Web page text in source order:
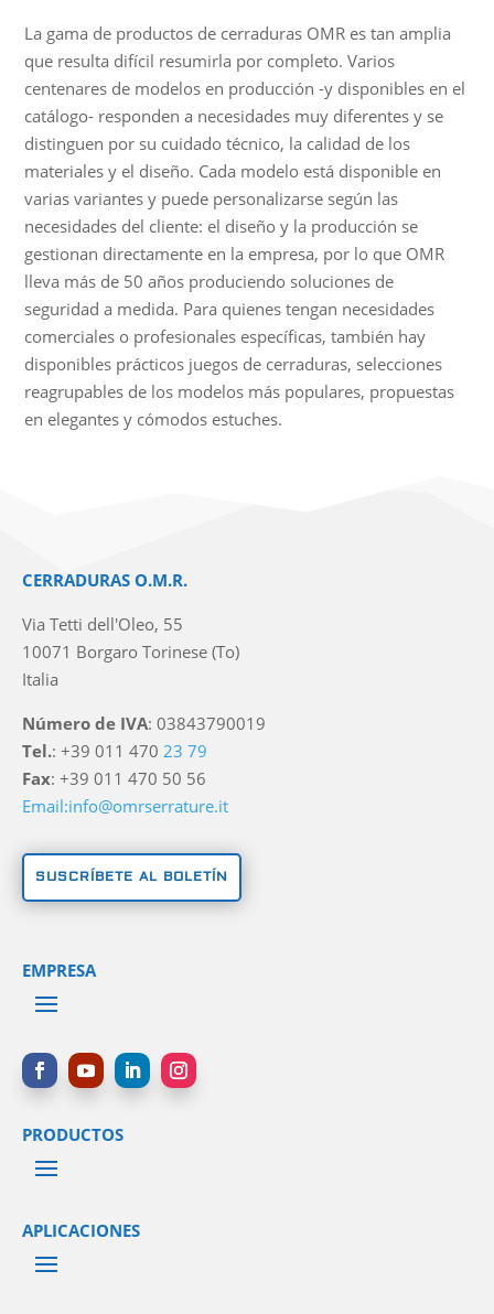
La gama de productos de cerraduras OMR es tan amplia
que resulta difícil resumirla por completo. Varios
centenares de modelos en producción -y disponibles en el
catálogo- responden a necesidades muy diferentes y se
distinguen por su cuidado técnico, la calidad de los
materiales y el diseño. Cada modelo está disponible en
varias variantes y puede personalizarse según las
necesidades del cliente: el diseño y la producción se
gestionan directamente en la empresa, por lo que OMR
lleva más de 50 años produciendo soluciones de
seguridad a medida. Para quienes tengan necesidades
comerciales o profesionales específicas, también hay
disponibles prácticos juegos de cerraduras, selecciones
reagrupables de los modelos más populares, propuestas
en elegantes y cómodos estuches.
CERRADURAS O.M.R.
Via Tetti dell'Oleo, 55
10071 Borgaro Torinese (To)
Italia
Número de IVA: 03843790019
Tel.: +39 011 470 23 79
Fax: +39 011 470 50 56
Email:info@omrserrature.it
SUSCRÍBETE AL BOLETÍN
EMPRESA
PRODUCTOS
APLICACIONES